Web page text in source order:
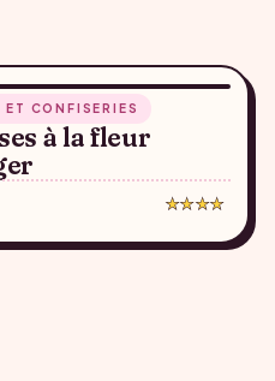
ET CONFISERIES
à la fleur
★★★★